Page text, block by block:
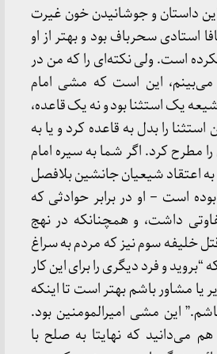
این داستان و جوشانیدن خون غیرت
استادی سحرباف بود و بهتر از او
است. ولی نکته‌ای را که من در
می‌بینم، این است که مشی امام
یک استثنا بود و نه یک قاعده،
را بدل به قاعده کرد و یا به
مطرح کرد. اگر شما به سیره امام
اعتقاد شیعیان جانشین بلافصل
است – او در برابر حوادثی که
داشت، و همچنانکه در نهج
خلیفه سوم نیز که مردم به سراغ
“بروید و فرد دیگری را برای این کار
یا مشاور باشم بهتر است تا اینکه
این مشی امیرالمومنین بود.
می‌دانید که نهایتا به صلح با